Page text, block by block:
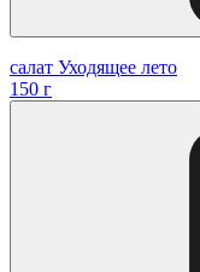
салат Уходящее лето
150 г